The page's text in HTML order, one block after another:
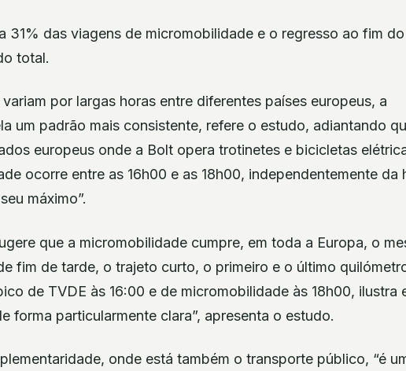
31% das viagens de micromobilidade e o regresso ao fim
total.
por largas horas entre diferentes países europeus, a
um padrão mais consistente, refere o estudo, adiantando
europeus onde a Bolt opera trotinetes e bicicletas
ocorre entre as 16h00 e as 18h00, independentemente da
máximo”.
que a micromobilidade cumpre, em toda a Europa, o
fim de tarde, o trajeto curto, o primeiro e o último
de TVDE às 16:00 e de micromobilidade às 18h00, ilustra
forma particularmente clara”, apresenta o estudo.
onde está também o transporte público, “é